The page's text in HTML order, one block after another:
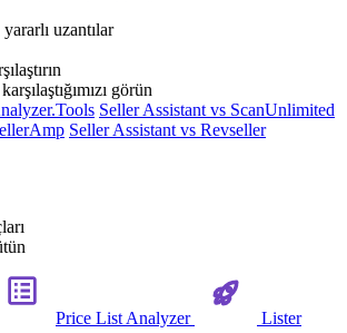
yararlı uzantılar
görün
Seller Assistant vs ScanUnlimited
Seller Assistant vs Revseller
Price List Analyzer Lister